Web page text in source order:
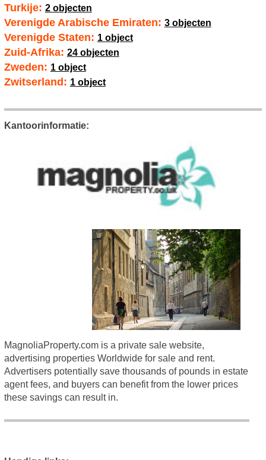
Turkije: 2 objecten
Verenigde Arabische Emiraten: 3 objecten
Verenigde Staten: 1 object
Zuid-Afrika: 24 objecten
Zweden: 1 object
Zwitserland: 1 object
Kantoorinformatie:
MagnoliaProperty.com is a private sale website,
advertising properties Worldwide for sale and rent.
Advertisers potentially save thousands of pounds in estate
agent fees, and buyers can benefit from the lower prices
these savings can result in.